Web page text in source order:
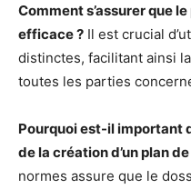
Comment s’assurer que
efficace ? Il est crucial
distinctes, facilitant ainsi
toutes les parties
Pourquoi est-il important
de la création d’un plan
normes assure que le